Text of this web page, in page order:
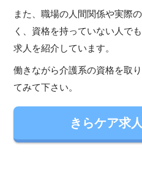
また、職場の人間関係や実際
く、資格を持っていない人で
求人を紹介しています。
働きながら介護系の資格を取
てみて下さい。
きらケア求